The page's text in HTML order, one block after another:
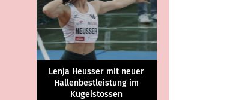
Lenja Heusser mit neuer
Hallenbestleistung im
Kugelstossen